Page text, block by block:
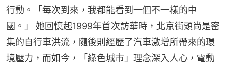
行動。「每次到來，我都能看到一個不一樣的中
國。」 她回憶起1999年首次訪華時，北京街頭尚是密
集的自行車洪流，隨後則經歷了汽車激增所帶來的環
境壓力，而如今，「綠色城市」理念深入人心，電動